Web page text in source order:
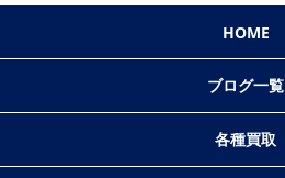
HOME
ブログ一覧
各種買取